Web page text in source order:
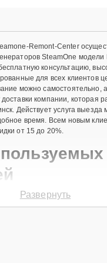
Remont-Center
SteamOne модели
консультацию,
для всех клиентов
можно самостоятельно,
компании, которая
Действует услуга выезда
время. Всем новым
от 15 до 20%.
модели EUJK300B
Развернуть